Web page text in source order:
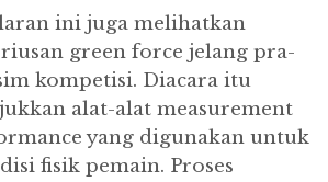
ini juga melihatkan
green force jelang pra-
kompetisi. Diacara itu
alat-alat measurement
yang digunakan untuk
fisik pemain. Proses